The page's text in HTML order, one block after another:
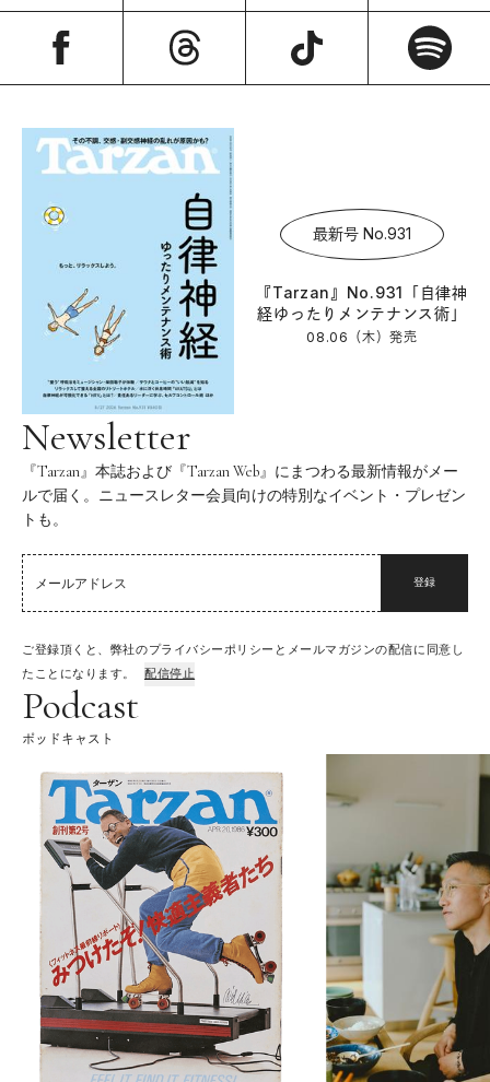
最新号 No.931
『Tarzan』No.931「自律神
経ゆったりメンテナンス術」
08.06（木）発売
Newsletter
『Tarzan』本誌および『Tarzan Web』にまつわる最新情報がメー
ルで届く。ニュースレター会員向けの特別なイベント・プレゼン
トも。
登録
ご登録頂くと、弊社のプライバシーポリシーとメールマガジンの配信に同意し
たことになります。
配信停止
Podcast
ポッドキャスト